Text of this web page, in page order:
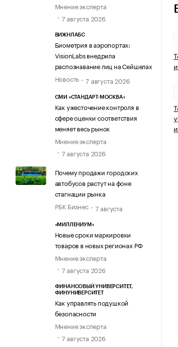
Мнение эксперта
7 августа 2026
ВИЖНЛАБС
Биометрия в аэропортах:
VisionLabs внедрила
распознавание лиц на Сейшелах
Новость
7 августа 2026
СМИ «СТАНДАРТ-МОСКВА»
Как ужесточение контроля в
сфере оценки соответствия
меняет весь рынок
Мнение эксперта
7 августа 2026
Почему продажи городских
автобусов растут на фоне
стагнации рынка
РБК Бизнес
7 августа
«МИЛЛЕНИУМ»
Новые сроки маркировки
товаров в новых регионах РФ
Мнение эксперта
7 августа 2026
ФИНАНСОВЫЙ УНИВЕРСИТЕТ,
ФИНУНИВЕРСИТЕТ
Как управлять подушкой
безопасности
Мнение эксперта
7 августа 2026